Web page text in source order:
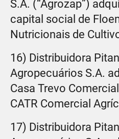
S.A. (“Agrozap”)
capital social de
Nutricionais de
16) Distribuidora
Agropecuários S.A.
Casa Trevo
CATR Comercial
17) Distribuidora